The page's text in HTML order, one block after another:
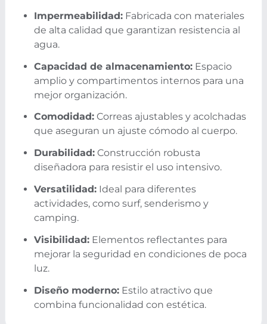
Impermeabilidad: Fabricada con materiales
de alta calidad que garantizan resistencia al
agua.
Capacidad de almacenamiento: Espacio
amplio y compartimentos internos para una
mejor organización.
Comodidad: Correas ajustables y acolchadas
que aseguran un ajuste cómodo al cuerpo.
Durabilidad: Construcción robusta
diseñadora para resistir el uso intensivo.
Versatilidad: Ideal para diferentes
actividades, como surf, senderismo y
camping.
Visibilidad: Elementos reflectantes para
mejorar la seguridad en condiciones de poca
luz.
Diseño moderno: Estilo atractivo que
combina funcionalidad con estética.